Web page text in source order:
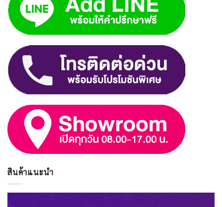
สินค้าแนะนำ